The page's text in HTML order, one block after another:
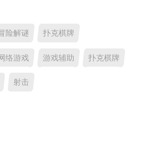
险解谜 扑克棋牌
络游戏 游戏辅助 扑克棋牌
射击